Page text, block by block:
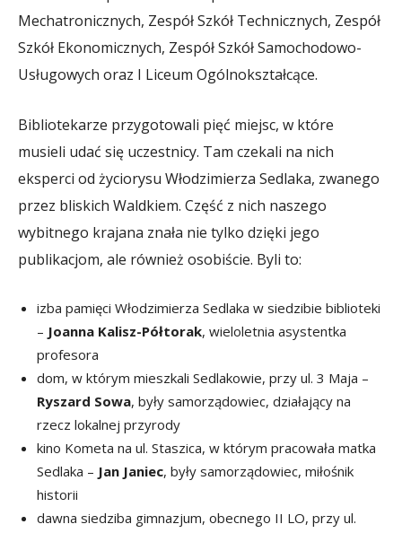
Mechatronicznych, Zespół Szkół Technicznych, Zespół
Szkół Ekonomicznych, Zespół Szkół Samochodowo-
Usługowych oraz I Liceum Ogólnokształcące.
Bibliotekarze przygotowali pięć miejsc, w które
musieli udać się uczestnicy. Tam czekali na nich
eksperci od życiorysu Włodzimierza Sedlaka, zwanego
przez bliskich Waldkiem. Część z nich naszego
wybitnego krajana znała nie tylko dzięki jego
publikacjom, ale również osobiście. Byli to:
izba pamięci Włodzimierza Sedlaka w siedzibie biblioteki
– Joanna Kalisz-Półtorak, wieloletnia asystentka
profesora
dom, w którym mieszkali Sedlakowie, przy ul. 3 Maja –
Ryszard Sowa, były samorządowiec, działający na
rzecz lokalnej przyrody
kino Kometa na ul. Staszica, w którym pracowała matka
Sedlaka – Jan Janiec, były samorządowiec, miłośnik
historii
dawna siedziba gimnazjum, obecnego II LO, przy ul.